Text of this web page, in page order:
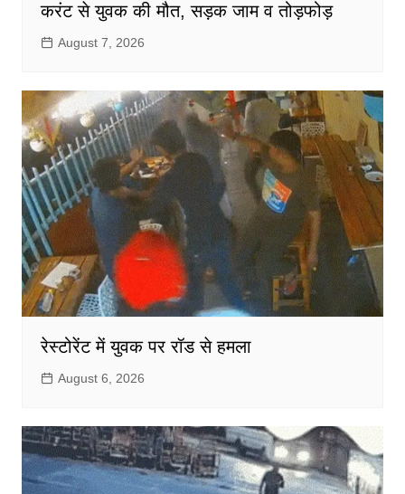
करंट से युवक की मौत, सड़क जाम व तोड़फोड़
August 7, 2026
रेस्टोरेंट में युवक पर रॉड से हमला
August 6, 2026